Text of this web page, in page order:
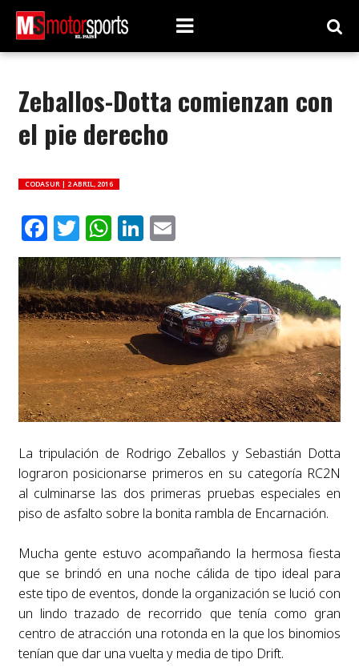
Zeballos-Dotta comienzan con
el pie derecho
CODASUR | 2 ABRIL, 2016
Facebook
Twitter
WhatsApp
LinkedIn
Email
La tripulación de Rodrigo Zeballos y Sebastián Dotta
lograron posicionarse primeros en su categoría RC2N
al culminarse las dos primeras pruebas especiales en
piso de asfalto sobre la bonita rambla de Encarnación.
Mucha gente estuvo acompañando la hermosa fiesta
que se brindó en una noche cálida de tipo ideal para
este tipo de eventos, donde la organización se lució con
un lindo trazado de recorrido que tenía como gran
centro de atracción una rotonda en la que los binomios
tenían que dar una vuelta y media de tipo Drift.